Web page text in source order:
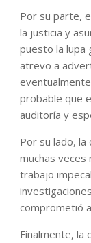
Por su parte,
la justicia y
puesto la lupa
atrevo a
probable que
auditoría y
Por su lado, la
muchas veces
trabajo
comprometió
Finalmente, la